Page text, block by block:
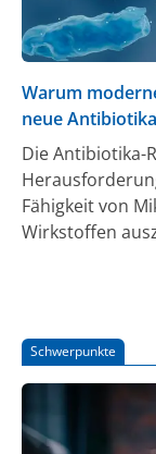
Warum
neue Antibiotika
Die Antibiotika-
Fähigkeit von
Wirkstoffen
erhöhter
kann heute bei
Schwerpunkte